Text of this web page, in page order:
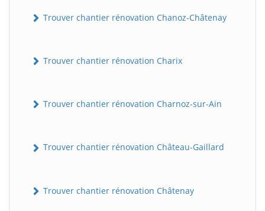
Trouver chantier rénovation Chanoz-Châtenay
Trouver chantier rénovation Charix
Trouver chantier rénovation Charnoz-sur-Ain
Trouver chantier rénovation Château-Gaillard
Trouver chantier rénovation Châtenay